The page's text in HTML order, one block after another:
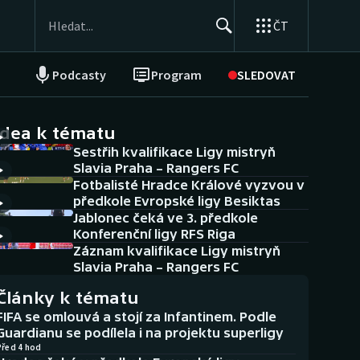
ČT
Podcasty Program SLEDOVAT
NEPŘEHLÉDNĚTE
Historické návraty
Aplikace ČT sport
AZ kvíz
k tématu
Sestřih kvalifikace Ligy mistryň
Slavia Praha – Rangers FC
Fotbalisté Hradce Králové vyzvou v
předkole Evropské ligy Besiktas
Jablonec čeká ve 3. předkole
Konferenční ligy RFS Riga
Záznam kvalifikace Ligy mistryň
Slavia Praha – Rangers FC
k tématu
se omlouvá a stojí za Infantinem. Podle
se podílela i na projektu superligy
4 hod